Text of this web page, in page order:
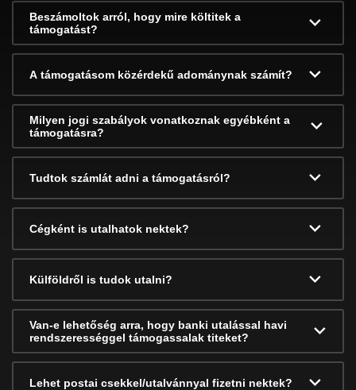
Beszámoltok arról, hogy mire költitek a
támogatást?
A támogatásom közérdekű adománynak számít?
Milyen jogi szabályok vonatkoznak egyébként a
támogatásra?
Tudtok számlát adni a támogatásról?
Cégként is utalhatok nektek?
Külföldről is tudok utalni?
Van-e lehetőség arra, hogy banki utalással havi
rendszerességgel támogassalak titeket?
Lehet postai csekkel/utalvánnyal fizetni nektek?